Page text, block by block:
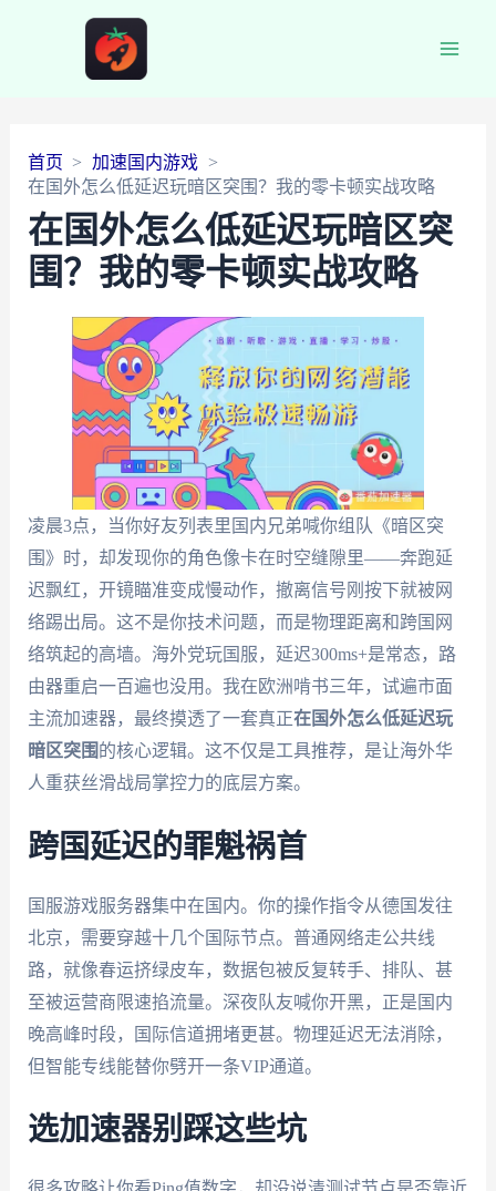
首页
加速国内游戏
在国外怎么低延迟玩暗区突围？我的零卡顿实战攻略
在国外怎么低延迟玩暗区突
围？我的零卡顿实战攻略
凌晨3点，当你好友列表里国内兄弟喊你组队《暗区突
围》时，却发现你的角色像卡在时空缝隙里——奔跑延
迟飘红，开镜瞄准变成慢动作，撤离信号刚按下就被网
络踢出局。这不是你技术问题，而是物理距离和跨国网
络筑起的高墙。海外党玩国服，延迟300ms+是常态，路
由器重启一百遍也没用。我在欧洲啃书三年，试遍市面
主流加速器，最终摸透了一套真正在国外怎么低延迟玩
暗区突围的核心逻辑。这不仅是工具推荐，是让海外华
人重获丝滑战局掌控力的底层方案。
跨国延迟的罪魁祸首
国服游戏服务器集中在国内。你的操作指令从德国发往
北京，需要穿越十几个国际节点。普通网络走公共线
路，就像春运挤绿皮车，数据包被反复转手、排队、甚
至被运营商限速掐流量。深夜队友喊你开黑，正是国内
晚高峰时段，国际信道拥堵更甚。物理延迟无法消除，
但智能专线能替你劈开一条VIP通道。
选加速器别踩这些坑